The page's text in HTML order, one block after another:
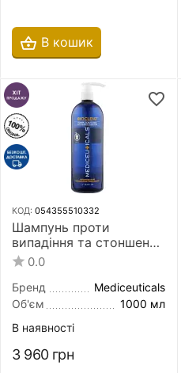
В кошик
КОД: 054355510332
Шампунь проти
випадіння та стоншення
волосся Mediceuticals
Bioclenz Advanced Hair
Restoration Technology
1000 мл для нормальної
0.0
Бренд
Mediceuticals
Об'єм
1000 мл
В наявності
3 960 грн